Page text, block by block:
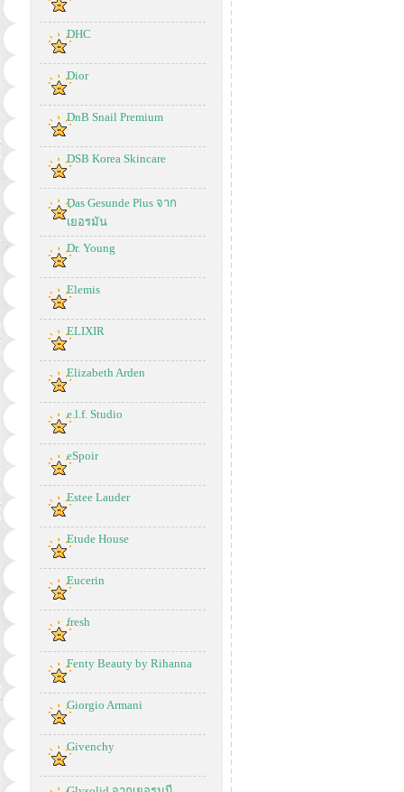
DHC
Dior
DnB Snail Premium
DSB Korea Skincare
Das Gesunde Plus จาก
เยอรมัน
Dr. Young
Elemis
ELIXIR
Elizabeth Arden
e.l.f. Studio
eSpoir
Estee Lauder
Etude House
Eucerin
fresh
Fenty Beauty by Rihanna
Giorgio Armani
Givenchy